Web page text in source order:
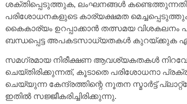
ശക്തിപ്പെടുത്തുക, ലംഘനങ്ങൾ
പരിശോധനകളുടെ കാര്യക്ഷമത
കൈകാര്യം ഉറപ്പാക്കാൻ തത്സമയ വിശകലനം
ബന്ധപ്പെട്ട അപകടസാധ്യതകൾ കുറയ്ക്കുക
സമഗ്രമായ നിരീക്ഷണ ആവശ്യകതകൾ
ചെയ്തിരിക്കുന്നത്, കൂടാതെ പരിശോധനാ
ചെയ്യുന്ന കേന്ദ്രത്തിന്റെ നൂതന സ്മാർട്ട്
ഇതിൽ സജ്ജീകരിച്ചിരിക്കുന്നു.